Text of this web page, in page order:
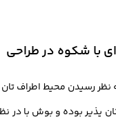
با شکوه در طراحی
به نظر رسیدن محیط